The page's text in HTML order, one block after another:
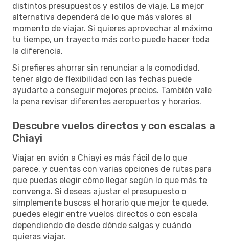
distintos presupuestos y estilos de viaje. La mejor
alternativa dependerá de lo que más valores al
momento de viajar. Si quieres aprovechar al máximo
tu tiempo, un trayecto más corto puede hacer toda
la diferencia.
Si prefieres ahorrar sin renunciar a la comodidad,
tener algo de flexibilidad con las fechas puede
ayudarte a conseguir mejores precios. También vale
la pena revisar diferentes aeropuertos y horarios.
Descubre vuelos directos y con escalas a
Chiayi
Viajar en avión a Chiayi es más fácil de lo que
parece, y cuentas con varias opciones de rutas para
que puedas elegir cómo llegar según lo que más te
convenga. Si deseas ajustar el presupuesto o
simplemente buscas el horario que mejor te quede,
puedes elegir entre vuelos directos o con escala
dependiendo de desde dónde salgas y cuándo
quieras viajar.